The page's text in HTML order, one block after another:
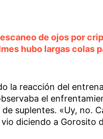
de ojos por
hubo largas colas
la reacción del
el
suplentes. «Uy, no.
diciendo a Gorosito